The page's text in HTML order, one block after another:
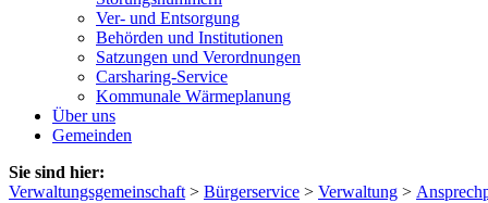
Ver- und Entsorgung
Behörden und Institutionen
Satzungen und Verordnungen
Carsharing-Service
Kommunale Wärmeplanung
Über uns
Gemeinden
Sie sind hier:
Verwaltungsgemeinschaft > Bürgerservice > Verwaltung >